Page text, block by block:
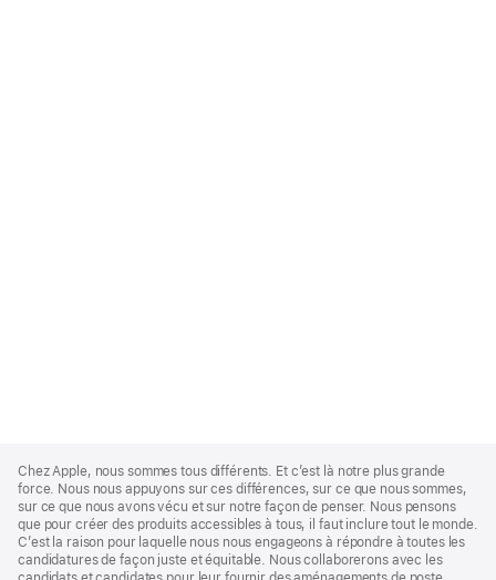
Footer
Chez Apple, nous sommes tous différents. Et c’est là notre plus grande
force. Nous nous appuyons sur ces différences, sur ce que nous sommes,
sur ce que nous avons vécu et sur notre façon de penser. Nous pensons
que pour créer des produits accessibles à tous, il faut inclure tout le monde.
C’est la raison pour laquelle nous nous engageons à répondre à toutes les
candidatures de façon juste et équitable. Nous collaborerons avec les